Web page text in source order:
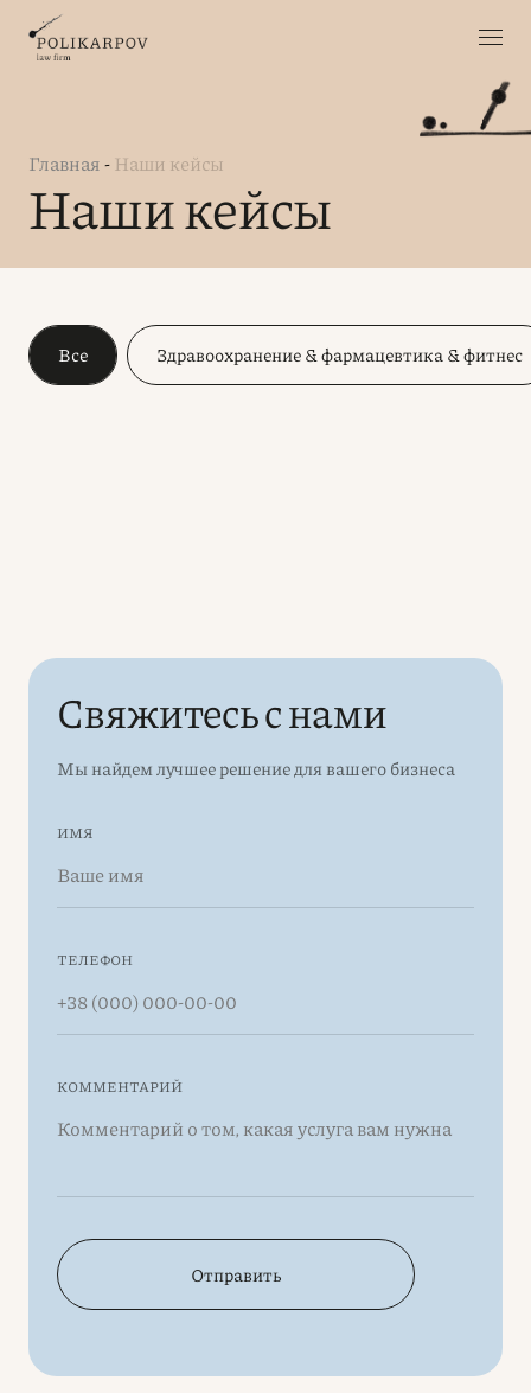
Главная-Наши кейсы
Наши кейсы
Все Здравоохранение & фармацевтика & фитнес
Свяжитесь с нами
Мы найдем лучшее решение для вашего бизнеса
ИМЯ
ТЕЛЕФОН
КОММЕНТАРИЙ
Отправить